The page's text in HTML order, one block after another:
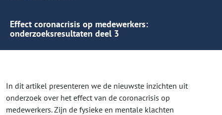
Effect coronacrisis op medewerkers:
onderzoeksresultaten deel 3
In dit artikel presenteren we de nieuwste inzichten uit
onderzoek over het effect van de coronacrisis op
medewerkers. Zijn de fysieke en mentale klachten